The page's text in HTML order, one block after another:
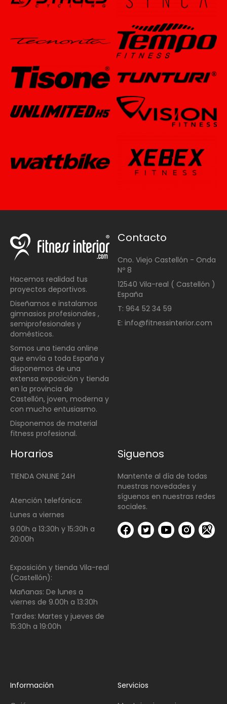
Hacemos realidad tus
proyectos deportivos.
Diseñamos e instalamos
gimnasios profesionales ,
semiprofesionales y
domésticos.
Somos una tienda online
que envía a toda España y
disponemos de una
extensa exposición y tienda
en la provincia de
Castellón, joven, moderna y
con mucho entusiasmo.
Disponemos de material
fitness profesional.
Contacto
Cno. Viejo Castellón - Onda
Nº 8
12540 Vila-real ( Castellón )
España
T: 964 52 34 59
E: info@fitnessinterior.com
Horarios
TIENDA ONLINE 24H
Atención telefónica:
Lunes a viernes
9.00h a 13:30h y 15:30h a
20:00h
Exposición y tienda Vila-real
(Castellón):
Mañanas: De lunes a
viernes de 9.00h a 13:30h
Tardes: Martes y jueves de
15:30h a 19:00h
Siguenos
Mantente al día de todas
nuestras novedades y
síguenos en nuestras redes
sociales.
Información
Servicios